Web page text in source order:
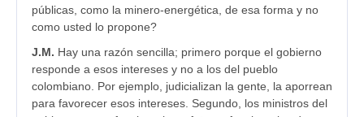
públicas, como la minero-energética, de esa forma y no
como usted lo propone?
J.M. Hay una razón sencilla; primero porque el gobierno
responde a esos intereses y no a los del pueblo
colombiano. Por ejemplo, judicializan la gente, la aporrean
para favorecer esos intereses. Segundo, los ministros del